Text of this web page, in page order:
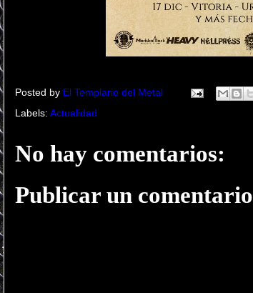
Posted by El Templario del Metal
Labels: Actualidad
No hay comentarios:
Publicar un comentario